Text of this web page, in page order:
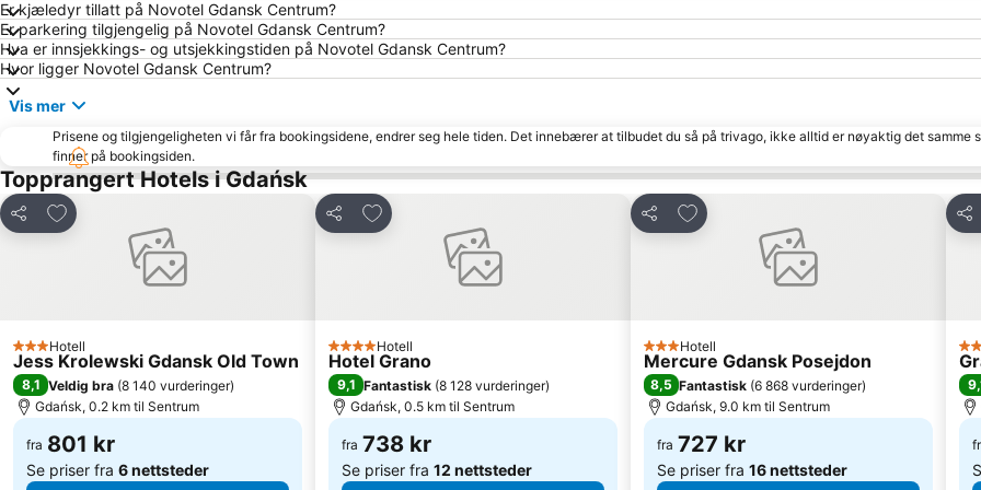
Er kjæledyr tillatt på Novotel Gdansk Centrum?
Er parkering tilgjengelig på Novotel Gdansk Centrum?
Hva er innsjekkings- og utsjekkingstiden på Novotel Gdansk Centrum?
Hvor ligger Novotel Gdansk Centrum?
Vis mer
Prisene og tilgjengeligheten vi får fra bookingsidene, endrer seg hele tiden. Det innebærer at tilbudet du så på trivago, ikke alltid er nøyaktig det samme
finner på bookingsiden.
Topprangert Hotels i Gdańsk
Del
Legg til i favoritter
3 Stjerner
Hotell
Jess Krolewski Gdansk Old Town
8,1 Veldig bra (8 140 vurderinger)
Gdańsk, 0.2 km til Sentrum
fra 801 kr
Se priser fra 6 nettsteder
Del
Legg til i favoritter
4 Stjerner
Hotell
Hotel Grano
9,1 Fantastisk (8 128 vurderinger)
Gdańsk, 0.5 km til Sentrum
fra 738 kr
Se priser fra 12 nettsteder
Del
Legg til i favoritter
3 Stjerner
Hotell
Mercure Gdansk Posejdon
8,5 Fantastisk (6 868 vurderinger)
Gdańsk, 9.0 km til Sentrum
fra 727 kr
Se priser fra 16 nettsteder
Del
4